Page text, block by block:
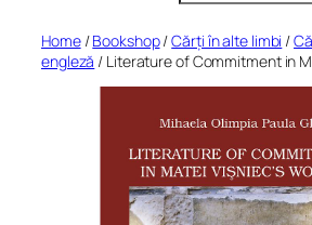
Home/Bookshop/Cărți în alte limbi /
engleză / Literature of Commitment in